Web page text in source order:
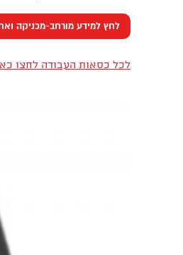
לחץ למידע מורחב-מכניקה
לכל כסאות העבודה לחצו